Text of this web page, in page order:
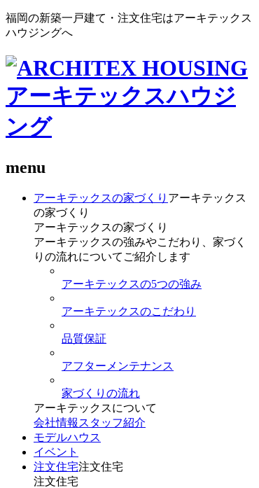
福岡の新築一戸建て・注文住宅はアーキテックス
ハウジングへ
menu
アーキテックスの家づくり アーキテックス
の家づくり
アーキテックスの家づくり
アーキテックスの強みやこだわり、家づく
りの流れについてご紹介します
アーキテックスの5つの強み
アーキテックスのこだわり
品質保証
アフターメンテナンス
家づくりの流れ
アーキテックスについて
会社情報 スタッフ紹介
モデルハウス
イベント
注文住宅注文住宅
注文住宅